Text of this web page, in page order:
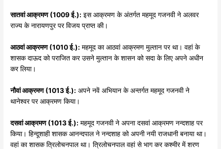
सातवांआक्रमण (1009ई.): इस आक्रमण के अंतर्गत महमूद गजनवी ने अलवर
राज्य के नारायणपुर पर विजय प्राप्त की।
आठवांआक्रमण (1010ई.): महमूद का आठवां आक्रमण मुल्तान पर था। वहां के
शासक दाऊद को पराजित कर उसने मुल्तान के शासन को सदा के लिए अपने अधीन
कर लिया।
नौवांआक्रमण (1013ई.): अपने नवें अभियान के अन्तर्गत महमूद गजनवी ने
थानेश्वर पर आक्रमण किया।
दसवांआक्रमण (1013ई.): महमूद गजनवी ने अपना दसवां आक्रमण नन्दशाह पर
किया। हिन्दूशाही शासक आनन्दपाल ने नन्दशाह को अपनी नयी राजधानी बनाया था।
वहां का शासक त्रिलोचनपाल था। त्रिलोचनपाल वहां से भाग कर कश्मीर में शरण